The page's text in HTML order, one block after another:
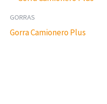
GORRAS
Gorra Camionero Plus